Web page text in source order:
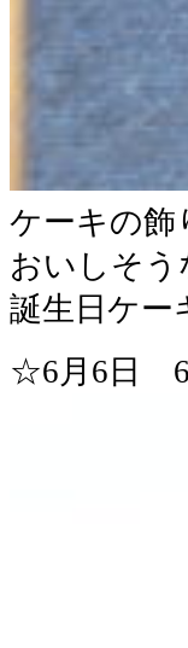
ケーキの飾
おいしそ
誕生日ケー
☆6月6日 6